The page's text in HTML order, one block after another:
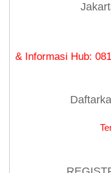
Hub: 0813 8480